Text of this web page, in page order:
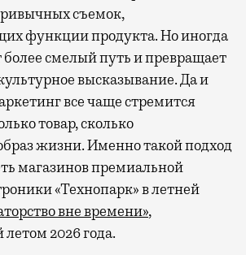
съемок,
функции продукта. Но иногда
смелый путь и превращает
высказывание. Да и
все чаще стремится
товар, сколько
жизни. Именно такой подход
магазинов премиальной
«Технопарк» в летней
вне времени»,
2026 года.